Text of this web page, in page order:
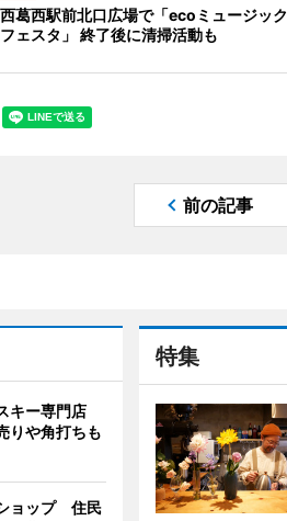
西葛西駅前北口広場で「ecoミュージック
フェスタ」 終了後に清掃活動も
前の記事
特集
キー専門店
りや角打ちも
ョップ 住民